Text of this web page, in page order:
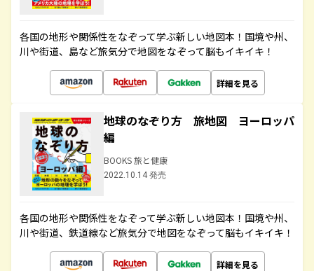
各国の地形や関係性をなぞって学ぶ新しい地図本！国境や州、
川や街道、島など旅気分で地図をなぞって脳もイキイキ！
詳細を見る
地球のなぞり方 旅地図 ヨーロッパ
編
BOOKS 旅と健康
2022.10.14 発売
各国の地形や関係性をなぞって学ぶ新しい地図本！国境や州、
川や街道、鉄道線など旅気分で地図をなぞって脳もイキイキ！
詳細を見る